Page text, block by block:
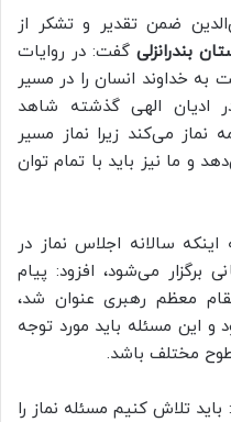
ضمن تقدیر و تشکر از
بندرانزلی گفت: در روایات
به خداوند انسان را در مسیر
ادیان الهی گذشته شاهد
نماز می‌کند زیرا نماز مسیر
و ما نیز باید با تمام توان
سالانه اجلاس نماز در
می‌شود، افزود: پیام
معظم رهبری عنوان شد،
و این مسئله باید مورد توجه
مختلف باشد.
تلاش کنیم مسئله نماز را